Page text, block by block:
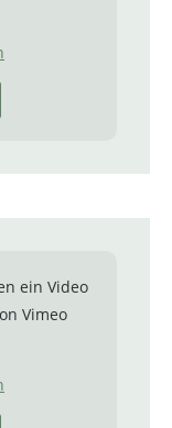
ein Video
Vimeo